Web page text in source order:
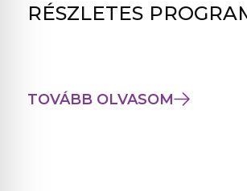
RÉSZLETES
TOVÁBB OLVASOM